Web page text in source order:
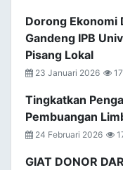
Dorong Ekonomi
Gandeng IPB
Pisang Lokal
23 Januari 2026
Tingkatkan
Pembuangan
24 Februari 2026
GIAT DONOR